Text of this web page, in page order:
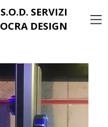
S.O.D. SERVIZI
OCRA DESIGN